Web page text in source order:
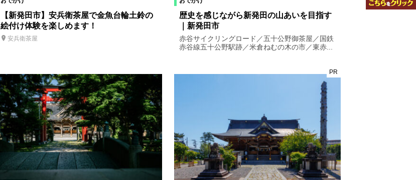
【新発田市】安兵衛茶屋で金魚台輪土鈴の
絵付け体験を楽しめます！
安兵衛茶屋
歴史を感じながら新発田の山あいを目指す
｜新発田市
赤谷サイクリングロード／五十公野御茶屋／国鉄
赤谷線五十公野駅跡／米倉ねむの木の市／東赤...
PR